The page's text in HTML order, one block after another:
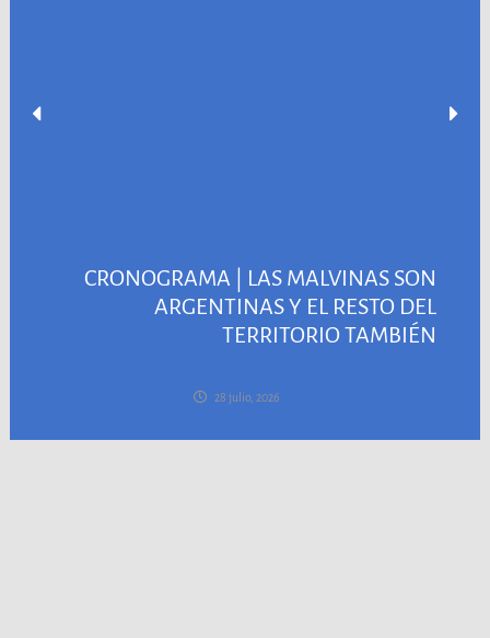
CRONOGRAMA | LAS MALVINAS SON
ARGENTINAS Y EL RESTO DEL
TERRITORIO TAMBIÉN
28 julio, 2026